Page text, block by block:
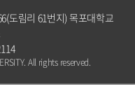
도림리 61번지) 목포대학교
All rights reserved.